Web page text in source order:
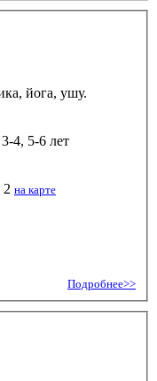
йога, ушу.
4, 5-6 лет
2 на карте
Подробнее>>